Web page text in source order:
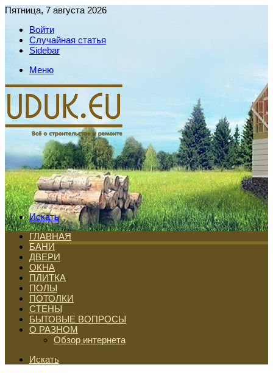
Пятница, 7 августа 2026
Войти
Случайная статья
Sidebar
Меню
Искать
ГЛАВНАЯ
БАНИ
ДВЕРИ
ОКНА
ПЛИТКА
ПОЛЫ
ПОТОЛКИ
СТЕНЫ
БЫТОВЫЕ ВОПРОСЫ
О РАЗНОМ
Обзор интернета
Искать